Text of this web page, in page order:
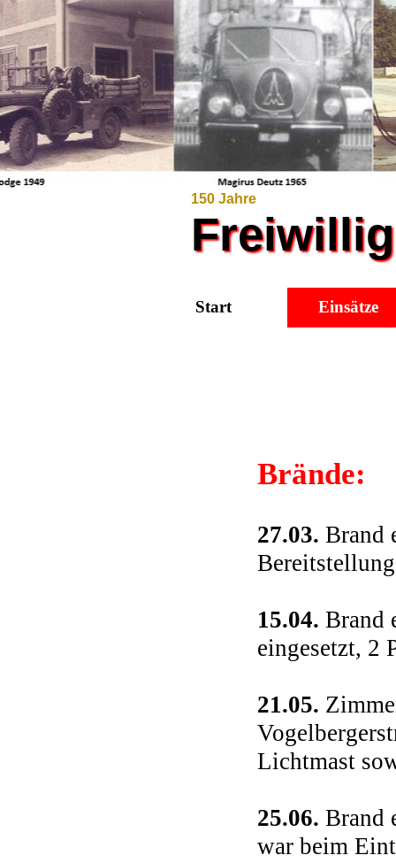
Start Einsätze
150 Jahre
Brände:
27.03. Brand
15.04. Brand
eingesetzt, 2
21.05.
Lichtmast
25.06. Brand
war beim